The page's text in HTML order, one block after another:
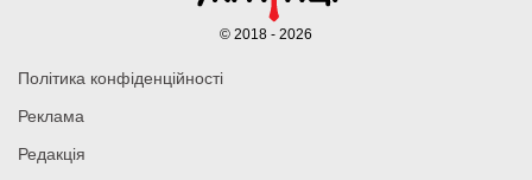
Політика конфіденційності
Реклама
Редакція
© 2018 - 2026